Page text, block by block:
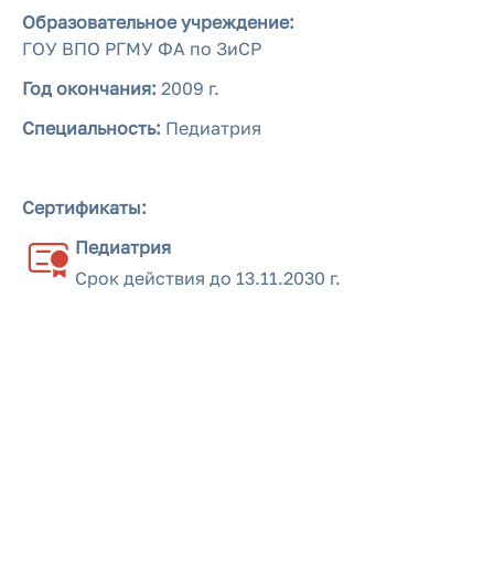
Образовательное учреждение:
ГОУ ВПО РГМУ ФА по ЗиСР
Год окончания: 2009 г.
Специальность: Педиатрия
Сертификаты:
Педиатрия
Срок действия до 13.11.2030 г.